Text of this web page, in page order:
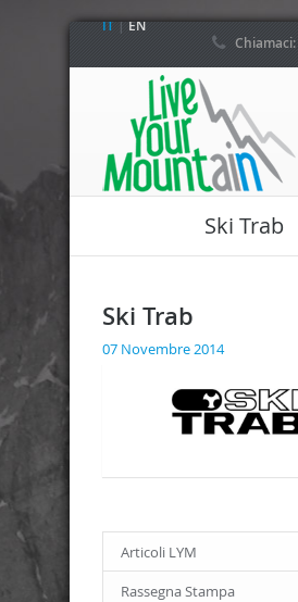
IT|EN
Chiamaci:
Ski Trab
Ski Trab
07 Novembre 2014
Articoli LYM
Rassegna Stampa